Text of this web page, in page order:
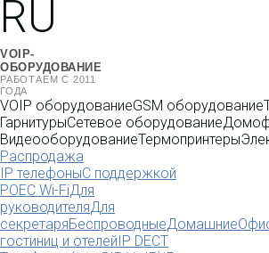
RU
VOIP-
ОБОРУДОВАНИЕ
РАБОТАЕМ С 2011
ГОДА
VOIP оборудованиеGSM оборудование
ГарнитурыСетевое оборудование
ВидеооборудованиеТермопринтеры
Распродажа
IP телефоныС поддержкой
POEC Wi-FiДля
руководителяДля
секретаряБеспроводныеДомашние
гостиниц и отелейIP DECT